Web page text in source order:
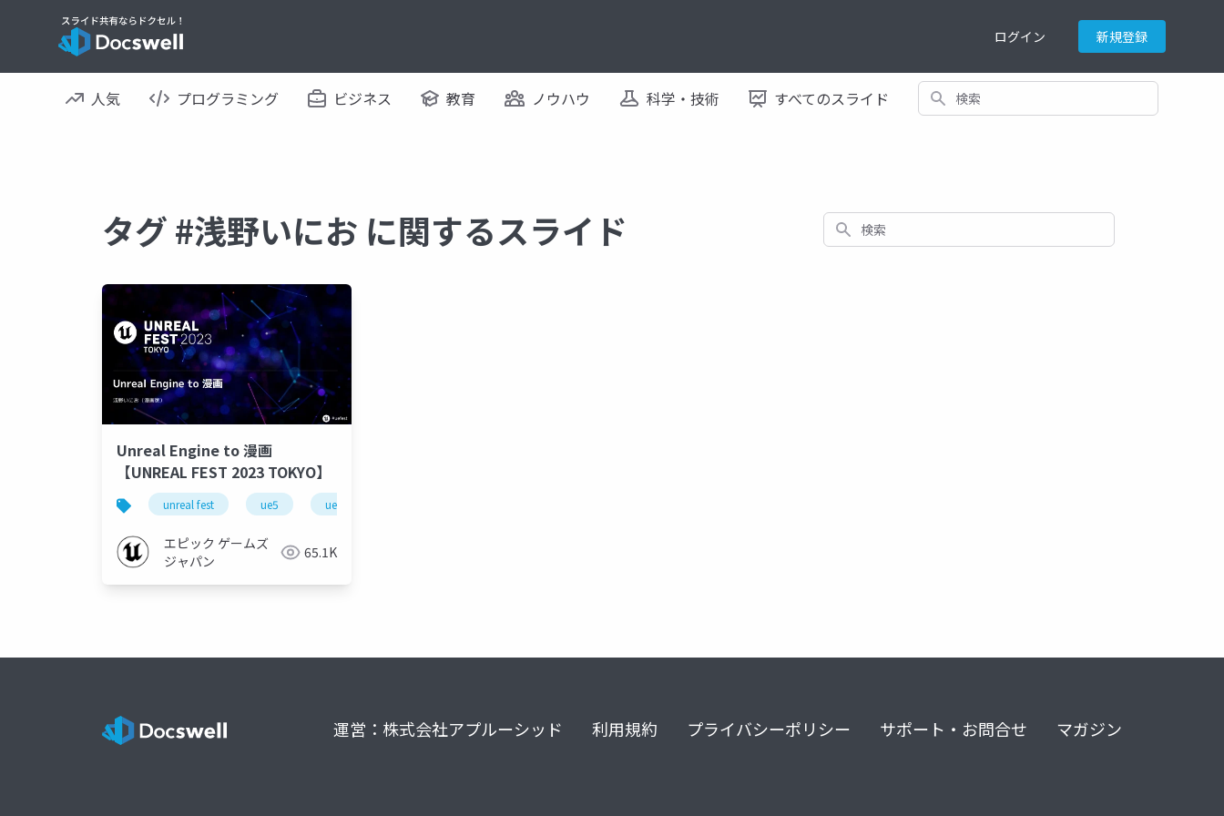
ログイン 新規登録
人気 プログラミング ビジネス 教育 ノウハウ 科学・技術 すべてのスライド 検索
タグ #浅野いにお に関するスライド 検索
Unreal Engine to 漫画
【UNREAL FEST 2023 TOKYO】
unreal fest ue5 ue-nongame
エピック ゲームズ
ジャパン
65.1K
運営：株式会社アプルーシッド 利用規約 プライバシーポリシー サポート・お問合せ マガジン